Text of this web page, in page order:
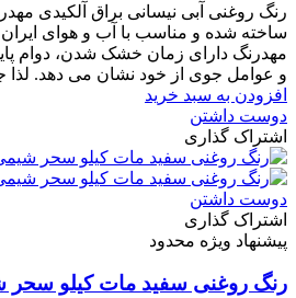
رنگ روغنی آبی نیسانی براق آلکیدی
ساخته شده و مناسب با آب و هوای
مهدرنگ دارای زﻣﺎن ﺧﺸﮏ ﺷﺪن، دوام
و ﻋﻮاﻣﻞ ﺟﻮی از ﺧﻮد ﻧﺸﺎن ﻣﯽ دﻫﺪ. ﻟﺬا
افزودن به سبد خرید
دوست داشتن
اشتراک گذاری
دوست داشتن
اشتراک گذاری
پیشنهاد ویژه محدود
رنگ روغنی سفید مات کیلو سحر